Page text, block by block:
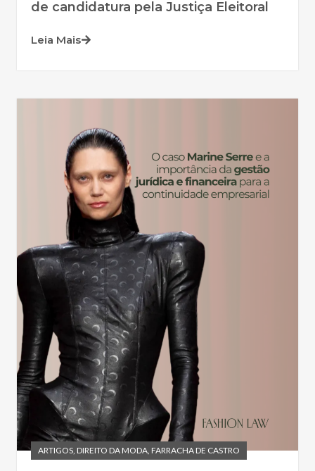
de candidatura pela Justiça Eleitoral
Leia Mais
ARTIGOS, DIREITO DA MODA, FARRACHA DE CASTRO